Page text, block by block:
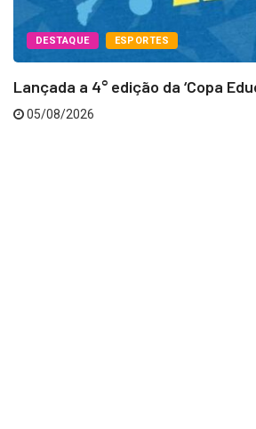
DESTAQUE ESPORTES
Lançada a 4° edição da ‘Copa
05/08/2026